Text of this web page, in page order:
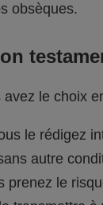
obsèques.
le choix
le rédigez
autre
prenez le